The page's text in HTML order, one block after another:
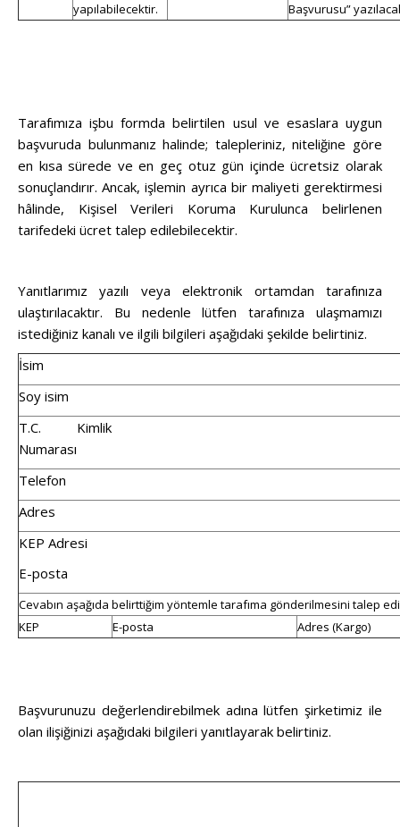
yapılabilecektir.
Başvurusu”
Tarafımıza işbu formda belirtilen usul ve esaslara uygun
başvuruda bulunmanız halinde; talepleriniz, niteliğine göre
en kısa sürede ve en geç otuz gün içinde ücretsiz olarak
sonuçlandırır. Ancak, işlemin ayrıca bir maliyeti gerektirmesi
hâlinde, Kişisel Verileri Koruma Kurulunca belirlenen
tarifedeki ücret talep edilebilecektir.
Yanıtlarımız yazılı veya elektronik ortamdan tarafınıza
ulaştırılacaktır. Bu nedenle lütfen tarafınıza ulaşmamızı
istediğiniz kanalı ve ilgili bilgileri aşağıdaki şekilde belirtiniz.
İsim
Soy isim
T.C. Kimlik
Numarası
Telefon
Adres
KEP Adresi
E-posta
Cevabın aşağıda belirttiğim yöntemle tarafıma gönderilmesini talep
KEP
E-posta Adres (Kargo)
Başvurunuzu değerlendirebilmek adına lütfen şirketimiz ile
olan ilişiğinizi aşağıdaki bilgileri yanıtlayarak belirtiniz.